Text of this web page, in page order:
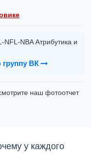
NFL-NBA Атрибутика и
группу ВК
наш фотоотчет
у каждого